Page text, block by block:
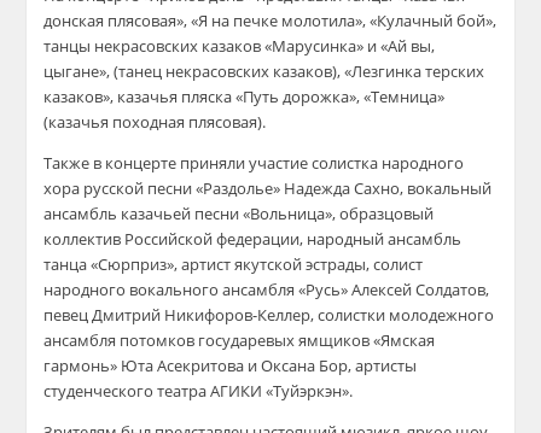
донская плясовая», «Я на печке молотила», «Кулачный бой»,
танцы некрасовских казаков «Марусинка» и «Ай вы,
цыгане», (танец некрасовских казаков), «Лезгинка терских
казаков», казачья пляска «Путь дорожка», «Темница»
(казачья походная плясовая).
Также в концерте приняли участие солистка народного
хора русской песни «Раздолье» Надежда Сахно, вокальный
ансамбль казачьей песни «Вольница», образцовый
коллектив Российской федерации, народный ансамбль
танца «Сюрприз», артист якутской эстрады, солист
народного вокального ансамбля «Русь» Алексей Солдатов,
певец Дмитрий Никифоров-Келлер, солистки молодежного
ансамбля потомков государевых ямщиков «Ямская
гармонь» Юта Асекритова и Оксана Бор, артисты
студенческого театра АГИКИ «Туйэркэн».